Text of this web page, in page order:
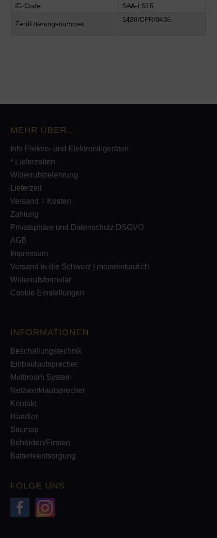
ID-Code SAA-LS15
Zertifizierungsnummer
1438/CPR/0435
MEHR ÜBER...
Info Elektro- und Elektronikgeräten
* Lieferzeiten
Widerrufsbelehrung
Lieferzeit
Versand + Kosten
Zahlung
Privatsphäre und Datenschutz DSGVO
AGB
Impressum
Versand in die Schweiz | meineinkauf.ch
Widerrufsformular
Cookie Einstellungen
INFORMATIONEN
Beschallungstechnik
Einbaulautsprecher
Multiroom System
Netzwerklautsprecher
Kontakt
Händler
Sitemap
Behörden/Firmen
Batterieentsorgung
FOLGE UNS